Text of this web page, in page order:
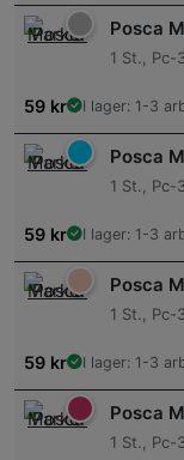
Posca
1 St., Pc-
59 kr I lager: 1-3
Posca
1 St., Pc-
59 kr I lager: 1-3
Posca
1 St., Pc-
59 kr I lager: 1-3
Posca
1 St., Pc-